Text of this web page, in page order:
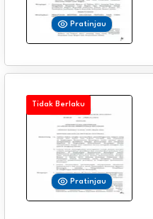
Pratinjau
Tidak Berlaku
Pratinjau